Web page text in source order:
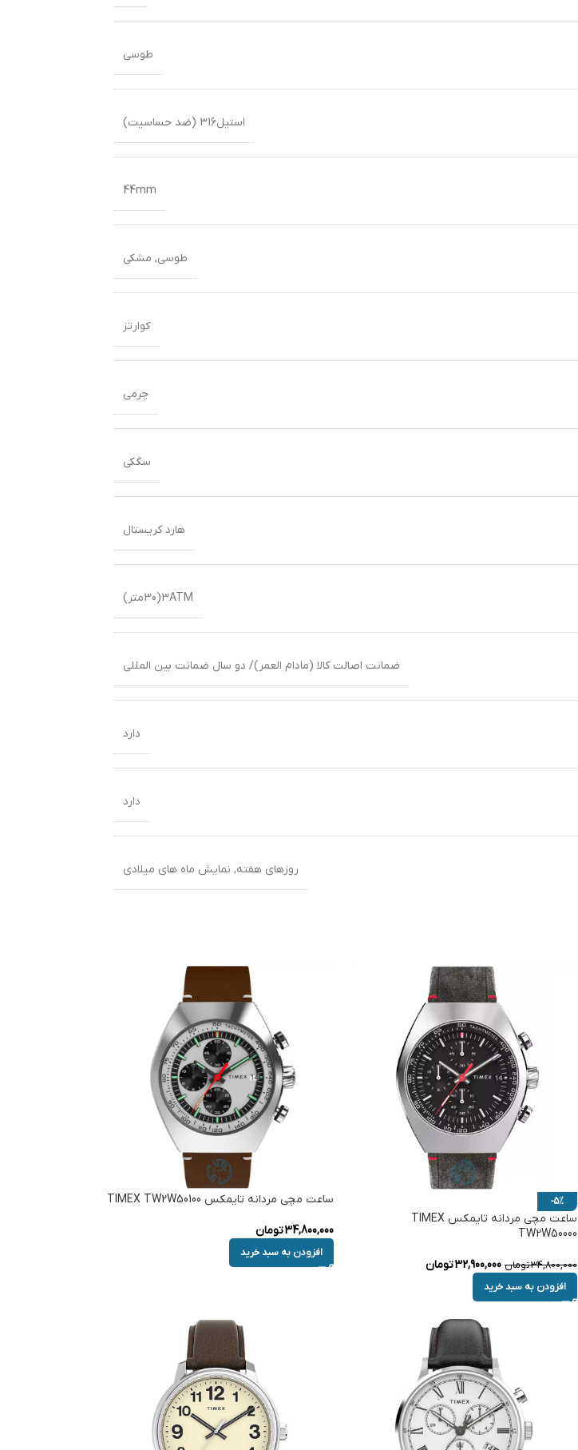
طوسی
استیل316 (ضد حساسیت)
44mm
طوسی, مشکی
کوارتز
چرمی
سگکی
هارد کریستال
3ATM(30متر)
ضمانت اصالت کالا (مادام العمر)/ دو سال ضمانت بین المللی
دارد
دارد
روزهای هفته, نمایش ماه های میلادی
-5%
ساعت مچی مردانه تایمکس TIMEX
TW2W50000
34,800,000تومان 32,900,000تومان
افزودن به سبد خرید
ساعت مچی مردانه تایمکس TIMEX TW2W50100
34,800,000تومان
افزودن به سبد خرید